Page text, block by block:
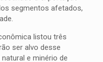
segmentos afetados,
listou três
ser alvo desse
e minério de